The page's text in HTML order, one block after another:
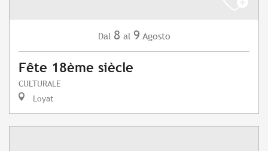
Dal 8 al 9 Agosto
Fête 18ème siècle
CULTURALE
Loyat